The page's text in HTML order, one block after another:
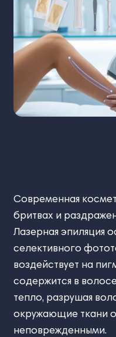
Современная
бритвах и
Лазерная эпиляция
селективного
воздействует на
содержится в
тепло, разрушая
окружающие ткани
неповрежденными.